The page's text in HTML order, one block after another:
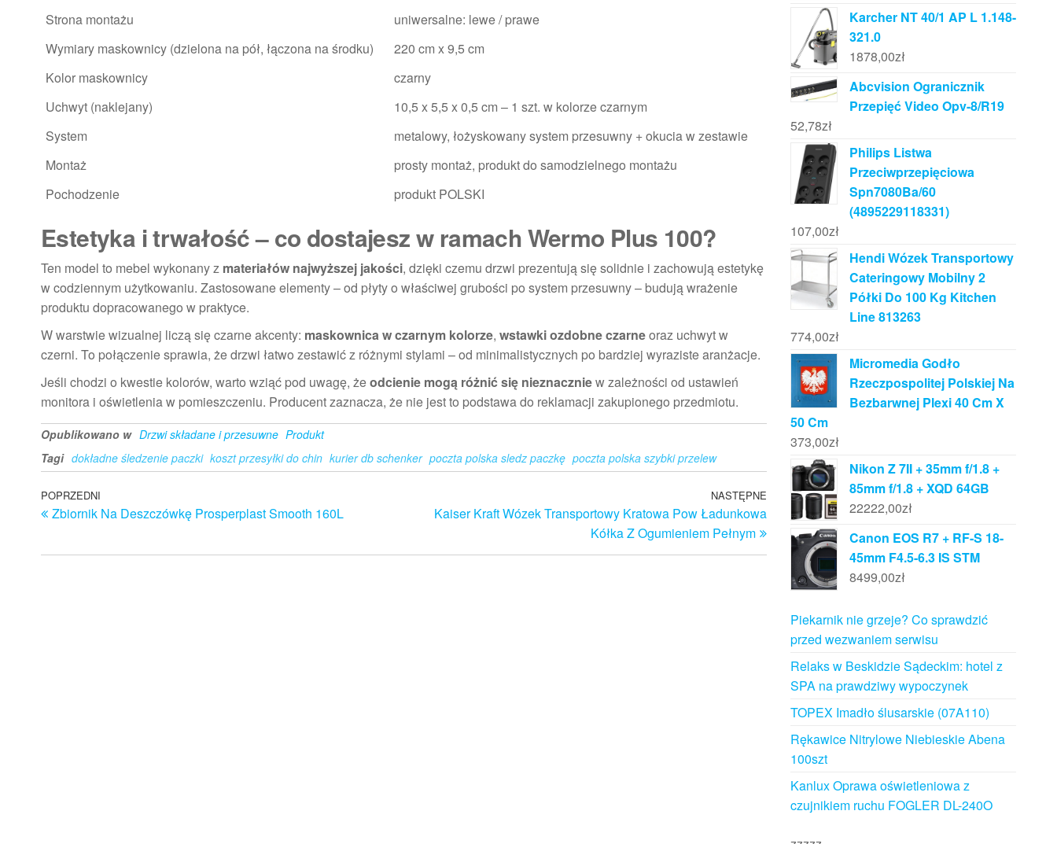
Strona montażu
uniwersalne: lewe / prawe
Wymiary maskownicy (dzielona na pół, łączona na środku)
220 cm x 9,5 cm
Kolor maskownicy
czarny
Uchwyt (naklejany)
10,5 x 5,5 x 0,5 cm – 1 szt. w kolorze czarnym
System
metalowy, łożyskowany system przesuwny + okucia w zestawie
Montaż
prosty montaż, produkt do samodzielnego montażu
Pochodzenie
produkt POLSKI
Estetyka i trwałość – co dostajesz w ramach Wermo Plus 100?
Ten model to mebel wykonany z materiałów najwyższej jakości, dzięki czemu drzwi prezentują się solidnie i zachowują estetykę
w codziennym użytkowaniu. Zastosowane elementy – od płyty o właściwej grubości po system przesuwny – budują wrażenie
produktu dopracowanego w praktyce.
W warstwie wizualnej liczą się czarne akcenty: maskownica w czarnym kolorze, wstawki ozdobne czarneoraz uchwyt w
czerni. To połączenie sprawia, że drzwi łatwo zestawić z różnymi stylami – od minimalistycznych po bardziej wyraziste aranżacje.
Jeśli chodzi o kwestie kolorów, warto wziąć pod uwagę, żeodcienie mogą różnić się nieznaczniew zależności od ustawień
monitora i oświetlenia w pomieszczeniu. Producent zaznacza, że nie jest to podstawa do reklamacji zakupionego przedmiotu.
Opublikowano w Drzwi składane i przesuwne Produkt
Tagi dokładne śledzenie paczki koszt przesyłki do chin kurier db schenker poczta polska sledz paczkę poczta polska szybki przelew
Nawigacja
wpisu
Poprzedni
wpis
POPRZEDNI
Zbiornik Na Deszczówkę Prosperplast Smooth 160L
Następny
wpis
NASTĘPNE
Kaiser Kraft Wózek Transportowy Kratowa Pow Ładunkowa
Kółka Z Ogumieniem Pełnym
Karcher NT 40/1 AP L 1.148-
321.0
1878,00zł
Abcvision Ogranicznik
Przepięć Video Opv-8/R19
52,78zł
Philips Listwa
Przeciwprzepięciowa
Spn7080Ba/60
(4895229118331)
107,00zł
Hendi Wózek Transportowy
Cateringowy Mobilny 2
Półki Do 100 Kg Kitchen
Line 813263
774,00zł
Micromedia Godło
Rzeczpospolitej Polskiej Na
Bezbarwnej Plexi 40 Cm X
50 Cm
373,00zł
Nikon Z 7II + 35mm f/1.8 +
85mm f/1.8 + XQD 64GB
22222,00zł
Canon EOS R7 + RF-S 18-
45mm F4.5-6.3 IS STM
8499,00zł
Piekarnik nie grzeje? Co sprawdzić
przed wezwaniem serwisu
Relaks w Beskidzie Sądeckim: hotel z
SPA na prawdziwy wypoczynek
TOPEX Imadło ślusarskie (07A110)
Rękawice Nitrylowe Niebieskie Abena
100szt
Kanlux Oprawa oświetleniowa z
czujnikiem ruchu FOGLER DL-240O